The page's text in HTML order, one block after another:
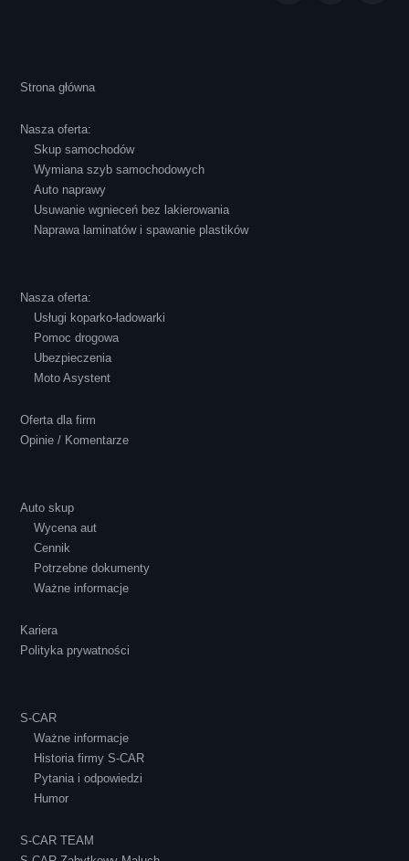
atmosferze, czego z reguły nie można
powiedzieć o innych firmach tego type.
Pozdrawiam i polecam!
Polecam S-Car.pl, szybka i bardzo miła
Strona główna
Nasza oferta:
Skup samochodów
Wymiana szyb samochodowych
Auto naprawy
Usuwanie wgnieceń bez lakierowania
Naprawa laminatów i spawanie plastików
Nasza oferta:
Usługi koparko-ładowarki
Pomoc drogowa
Ubezpieczenia
Moto Asystent
Oferta dla firm
Opinie / Komentarze
Auto skup
Wycena aut
Cennik
Potrzebne dokumenty
Ważne informacje
Kariera
Polityka prywatności
S-CAR
Ważne informacje
Historia firmy S-CAR
Pytania i odpowiedzi
Humor
S-CAR TEAM